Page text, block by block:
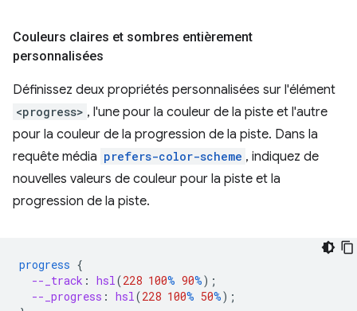
Couleurs claires et sombres entièrement
personnalisées
Définissez deux propriétés personnalisées sur l'élément
<progress> , l'une pour la couleur de la piste et l'autre
pour la couleur de la progression de la piste. Dans la
requête média prefers-color-scheme , indiquez de
nouvelles valeurs de couleur pour la piste et la
progression de la piste.
progress {
--_track : hsl (228 100% 90%);
--_progress : hsl (228 100% 50%);